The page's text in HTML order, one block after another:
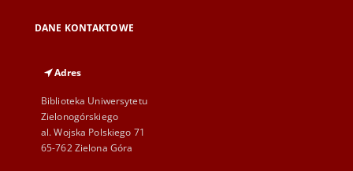
DANE KONTAKTOWE
Adres
Biblioteka Uniwersytetu
Zielonogórskiego
al. Wojska Polskiego 71
65-762 Zielona Góra